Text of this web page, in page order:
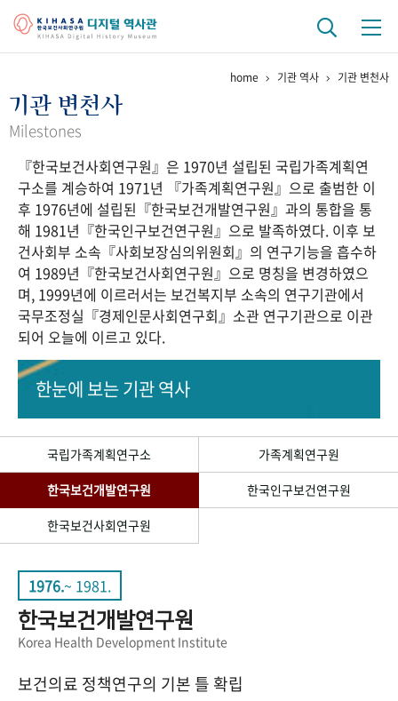
걸어온 길 기관 변천사
연구 역사
정책과 연구 키워드로 보는 연구 역사
연구자들
간행물 변천사
기록물 아카이브
사진 아카이브 문서 기록물 행정박물 영상 기록물
50+1 주년 기념
세계와 함께 한 KIHASA
VR 역사관
home 기관 역사 기관 변천사
기관 변천사
Milestones
『한국보건사회연구원』은 1970년 설립된 국립가족계획연
구소를 계승하여 1971년 『가족계획연구원』으로 출범한 이
후 1976년에 설립된『한국보건개발연구원』과의 통합을 통
해 1981년『한국인구보건연구원』으로 발족하였다. 이후 보
건사회부 소속『사회보장심의위원회』의 연구기능을 흡수하
여 1989년『한국보건사회연구원』으로 명칭을 변경하였으
며, 1999년에 이르러서는 보건복지부 소속의 연구기관에서
국무조정실『경제인문사회연구회』소관 연구기관으로 이관
되어 오늘에 이르고 있다.
한눈에 보는기관 역사
국립가족계획연구소
가족계획연구원
한국보건개발연구원
한국인구보건연구원
한국보건사회연구원
1976.~ 1981.
한국보건개발연구원
Korea Health Development Institute
보건의료 정책연구의 기본 틀 확립